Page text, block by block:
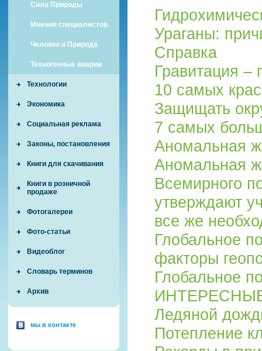
Сила Природы
Мнения специалистов
Человек и Природа
Техногенные аварии
Технологии
Экономика
Социальная реклама
Законы, постановления
Книги для скачивания
Книги в розничной
продаже
Фотогалереи
Фото-статьи
Видеоблог
Словарь терминов
Архив
мы в контакте
Ураганы:
Справка
Гравитация –
10 самых
Защищать
7 самых
Аномальная
Аномальная
Всемирного
утверждают
все же
Глобальное
факторы
Глобальное
Ледяной
Потепление